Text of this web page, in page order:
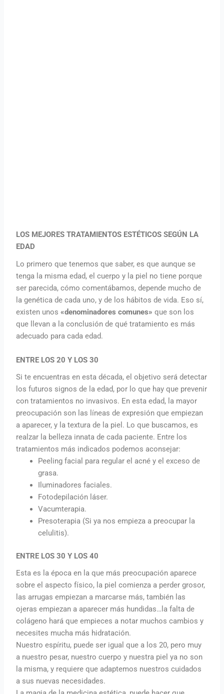
LOS MEJORES TRATAMIENTOS ESTÉTICOS SEGÚN LA
EDAD
Lo primero que tenemos que saber, es que aunque se
tenga la misma edad, el cuerpo y la piel no tiene porque
ser parecida, cómo comentábamos, depende mucho de
la genética de cada uno, y de los hábitos de vida. Eso sí,
existen unos«denominadores comunes» que son los
que llevan a la conclusión de qué tratamiento es más
adecuado para cada edad.
ENTRE LOS 20 Y LOS 30
Si te encuentras en esta década, el objetivo será detectar
los futuros signos de la edad, por lo que hay que prevenir
con tratamientos no invasivos. En esta edad, la mayor
preocupación son las líneas de expresión que empiezan
a aparecer, y la textura de la piel. Lo que buscamos, es
realzar la belleza innata de cada paciente. Entre los
tratamientos más indicados podemos aconsejar:
Peeling facial para regular el acné y el exceso de
grasa.
Iluminadores faciales.
Fotodepilación láser.
Vacumterapia.
Presoterapia (Si ya nos empieza a preocupar la
celulitis).
ENTRE LOS 30 Y LOS 40
Esta es la época en la que más preocupación aparece
sobre el aspecto físico, la piel comienza a perder grosor,
las arrugas empiezan a marcarse más, también las
ojeras empiezan a aparecer más hundidas…la falta de
colágeno hará que empieces a notar muchos cambios y
necesites mucha más hidratación.
Nuestro espíritu, puede ser igual que a los 20, pero muy
a nuestro pesar, nuestro cuerpo y nuestra piel ya no son
la misma, y requiere que adaptemos nuestros cuidados
a sus nuevas necesidades.